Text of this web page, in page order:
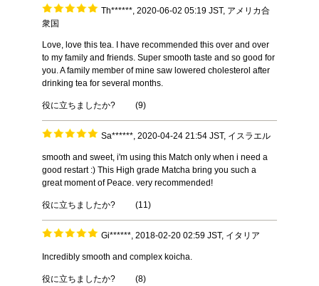
Th******, 2020-06-02 05:19 JST, アメリカ合
衆国
Love, love this tea. I have recommended this over and over
to my family and friends. Super smooth taste and so good for
you. A family member of mine saw lowered cholesterol after
drinking tea for several months.
役に立ちましたか? (9)
Sa******, 2020-04-24 21:54 JST, イスラエル
smooth and sweet, i'm using this Match only when i need a
good restart :) This High grade Matcha bring you such a
great moment of Peace. very recommended!
役に立ちましたか? (11)
Gi******, 2018-02-20 02:59 JST, イタリア
Incredibly smooth and complex koicha.
役に立ちましたか? (8)